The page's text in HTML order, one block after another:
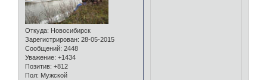
Откуда: Новосибирск
Зарегистрирован: 28-05-2015
Сообщений: 2448
Уважение: +1434
Позитив: +812
Пол: Мужской